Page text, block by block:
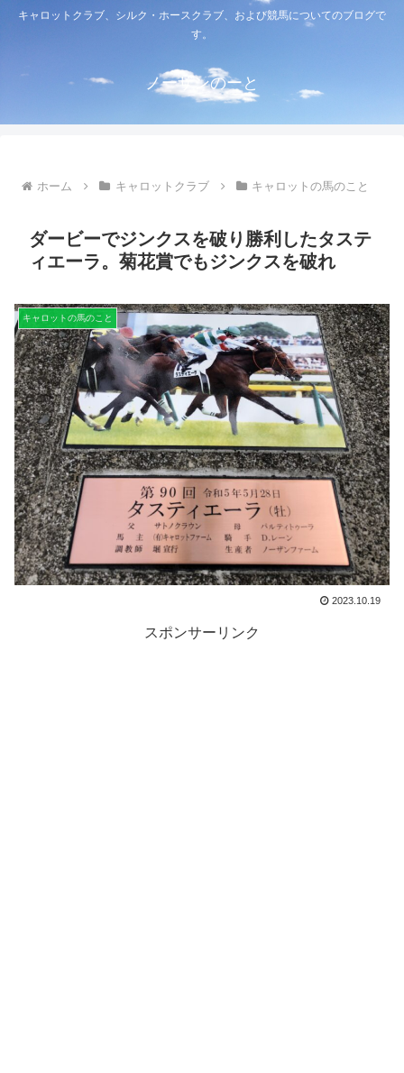
キャロットクラブ、シルク・ホースクラブ、および競馬についてのブログで
す。
ノーザンのーと
ホーム キャロットクラブ キャロットの馬のこと
ダービーでジンクスを破り勝利したタステ
ィエーラ。菊花賞でもジンクスを破れ
キャロットの馬のこと
2023.10.19
スポンサーリンク